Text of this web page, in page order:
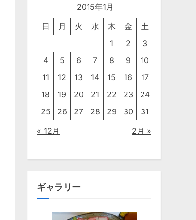
2015年1月
日 月 火 水 木 金
土
1
2
3
4
5 6 7 8 9
10
11
12 13 14 15 16
17
18
19 20 21 22 23
24
25
26 27 28 29 30 31
« 12月 2月 »
ギャラリー